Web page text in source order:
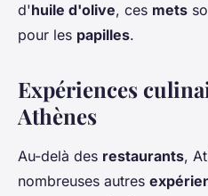
d'huile d'olive, ces mets
pour les papilles.
Expériences
Athènes
Au-delà des restaurants,
nombreuses autres